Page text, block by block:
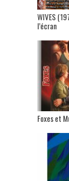
WIVES
l’écran
Foxes et